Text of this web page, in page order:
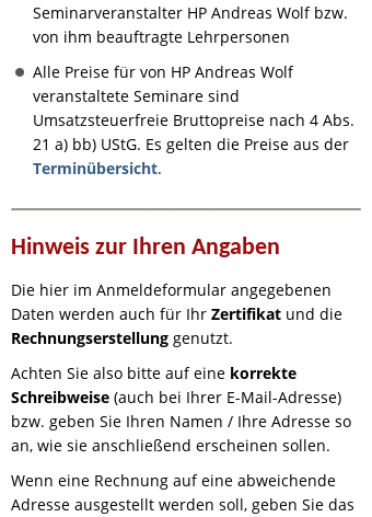
Seminarveranstalter HP Andreas Wolf bzw.
von ihm beauftragte Lehrpersonen
Alle Preise für von HP Andreas Wolf
veranstaltete Seminare sind
Umsatzsteuerfreie Bruttopreise nach 4 Abs.
21 a) bb) UStG. Es gelten die Preise aus der
Terminübersicht.
Hinweis zur Ihren Angaben
Die hier im Anmeldeformular angegebenen
Daten werden auch für Ihr Zertifikat und die
Rechnungserstellung genutzt.
Achten Sie also bitte auf eine korrekte
Schreibweise (auch bei Ihrer E-Mail-Adresse)
bzw. geben Sie Ihren Namen / Ihre Adresse so
an, wie sie anschließend erscheinen sollen.
Wenn eine Rechnung auf eine abweichende
Adresse ausgestellt werden soll, geben Sie das